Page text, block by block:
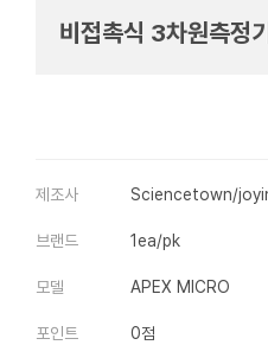
비접촉식 3차원측
제조사 Sciencetown/
브랜드 1ea/pk
모델 APEX MICRO
포인트 0점